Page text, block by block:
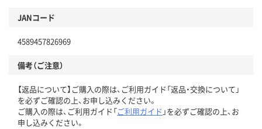
JANコード
4589457826969
備考（ご注意）
【返品について】ご購入の際は、ご利用ガイド「返品・交換について」
を必ずご確認の上、お申し込みください。
ご購入の際は、ご利用ガイド「ご利用ガイド 」を必ずご確認の上、お
申し込みください。